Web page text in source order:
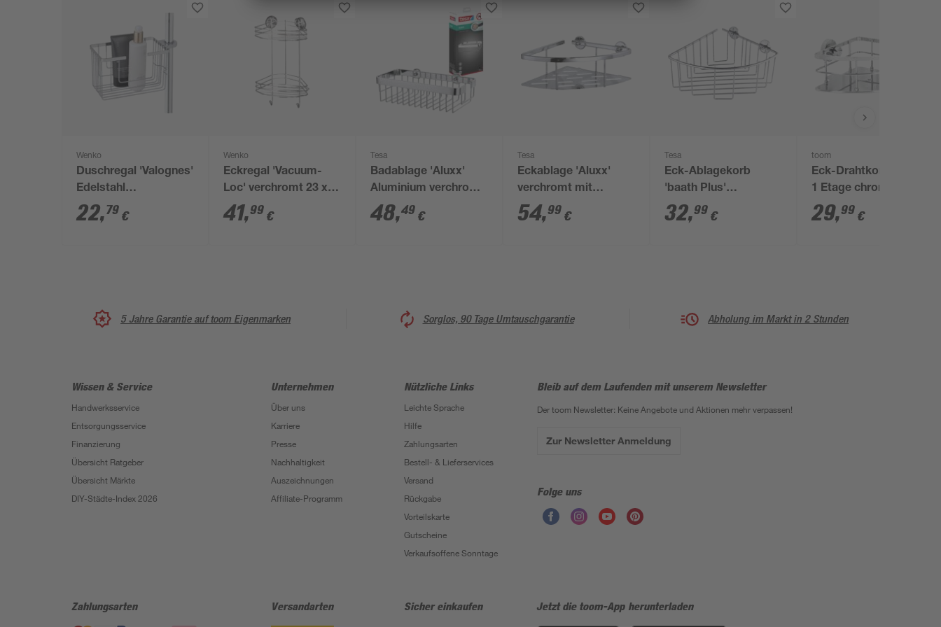
Wenko
Duschregal 'Valognes'
Edelstahl
chromfarben 20 x 12 x
13 cm
22,79 €
Wenko
Eckregal 'Vacuum-
Loc' verchromt 23 x
43 x 21 cm, 2 Etagen
41,99 €
Tesa
Badablage 'Aluxx'
Aluminium verchromt
30 x 8,7 x 14,5 cm
inklusive Klebelösung
48,49 €
Tesa
Eckablage 'Aluxx'
verchromt mit
Klebelösung 9,2 x 25
cm x 12,5 cm
54,99 €
Tesa
Eck-Ablagekorb
'baath Plus'
verchromt mit
Klebelösung 11,5 x
32,99 €
toom
Eck-Drahtkorb 'Piana'
1 Etage chromfarben
29,99 €
5 Jahre Garantie auf toom Eigenmarken Sorglos, 90 Tage Umtauschgarantie Abholung im Markt in 2 Stunden
Wissen & Service
Handwerksservice
Entsorgungsservice
Finanzierung
Übersicht Ratgeber
Übersicht Märkte
DIY-Städte-Index 2026
Unternehmen
Über uns
Karriere
Presse
Nachhaltigkeit
Auszeichnungen
Affiliate-Programm
Nützliche Links
Leichte Sprache
Hilfe
Zahlungsarten
Bestell- & Lieferservices
Versand
Rückgabe
Vorteilskarte
Gutscheine
Verkaufsoffene Sonntage
Bleib auf dem Laufenden mit unserem Newsletter
Der toom Newsletter: Keine Angebote und Aktionen mehr verpassen!
Zur Newsletter Anmeldung
Folge uns
Zahlungsarten Versandarten Sicher einkaufen Jetzt die toom-App herunterladen